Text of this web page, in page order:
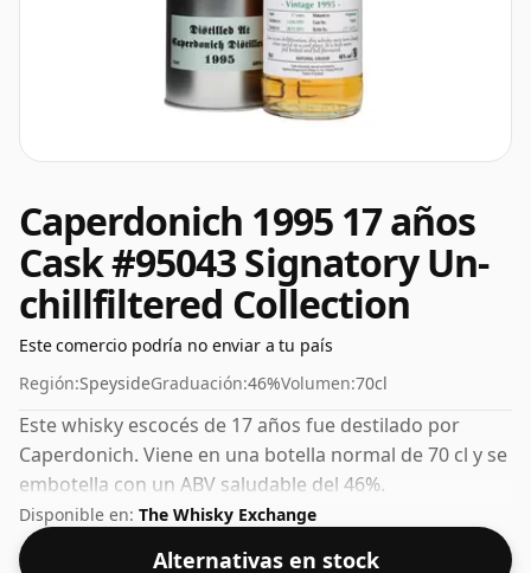
Caperdonich 1995 17 años
Cask #95043 Signatory Un-
chillfiltered Collection
Este comercio podría no enviar a tu país
Región:SpeysideGraduación:46%Volumen:70cl
Este whisky escocés de 17 años fue destilado por
Caperdonich. Viene en una botella normal de 70 cl y se
embotella con un ABV saludable del 46%.
Disponible en: The Whisky Exchange
Alternativas en stock